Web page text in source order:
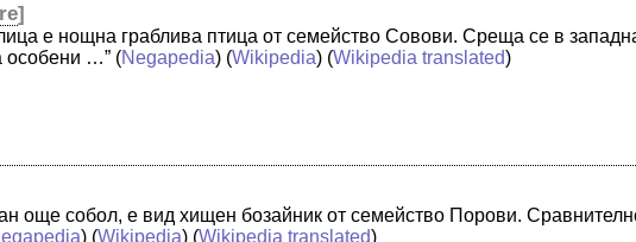
]
е нощна граблива птица от семейство Совови. Среща се в
особени …” (Negapedia) (Wikipedia) (Wikipedia translated)
още собол, е вид хищен бозайник от семейство Порови.
) (Wikipedia) (Wikipedia translated)